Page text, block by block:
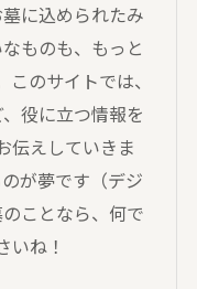
に込められたみ
ものも、もっと
のサイトでは、
役に立つ情報を
伝えしていきま
が夢です（デジ
ことなら、何で
いね！